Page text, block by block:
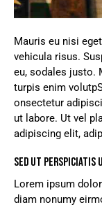
Mauris eu nisi
vehicula risus.
eu, sodales justo.
turpis enim
onsectetur
ut labore. Ut vel
adipiscing elit,
SED UT PERSPICIATIS
Lorem ipsum
diam nonumy